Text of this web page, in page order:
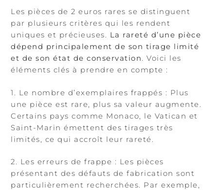
Les pièces de 2 euros rares se distinguent
par plusieurs critères qui les rendent
uniques et précieuses. La rareté d’une pièce
dépend principalement de son tirage limité
et de son état de conservation. Voici les
éléments clés à prendre en compte :
1. Le nombre d’exemplaires frappés : Plus
une pièce est rare, plus sa valeur augmente.
Certains pays comme Monaco, le Vatican et
Saint-Marin émettent des tirages très
limités, ce qui accroît leur rareté.
2. Les erreurs de frappe : Les pièces
présentant des défauts de fabrication sont
particulièrement recherchées. Par exemple,